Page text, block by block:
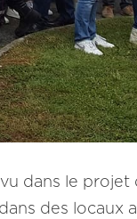
dans le
des locaux